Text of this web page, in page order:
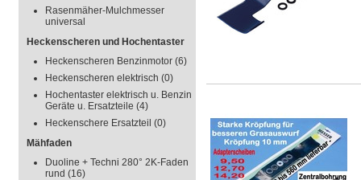
Rasenmäher-Mulchmesser
universal
Heckenscheren und Hochentaster
Heckenscheren Benzinmotor (6)
Heckenscheren elektrisch (0)
Hochentaster elektrisch u. Benzin
Geräte u. Ersatzteile (4)
Heckenschere Ersatzteil (0)
Mähfaden
Duoline + Techni 280° 2K-Faden
rund (16)